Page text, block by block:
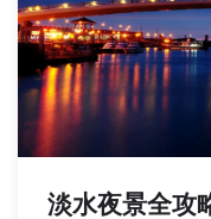
淡水夜景全攻